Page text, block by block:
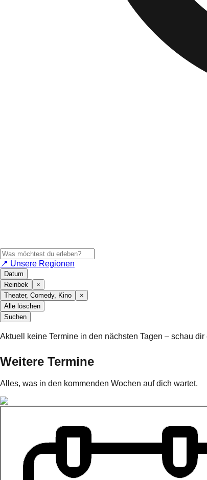
📍 Unsere Regionen
Datum
Reinbek
×
Theater, Comedy, Kino
×
Alle löschen
Suchen
Aktuell keine Termine in den nächsten Tagen – schau
Weitere Termine
Alles, was in den kommenden Wochen auf dich wartet.